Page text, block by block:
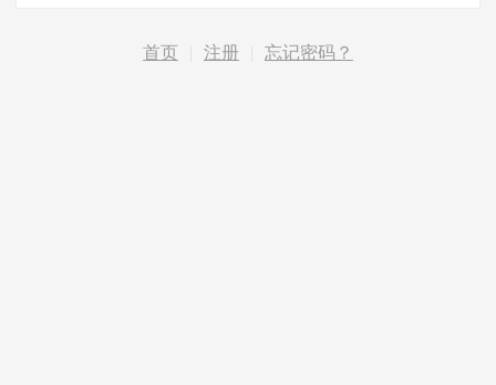
首页 注册 忘记密码？